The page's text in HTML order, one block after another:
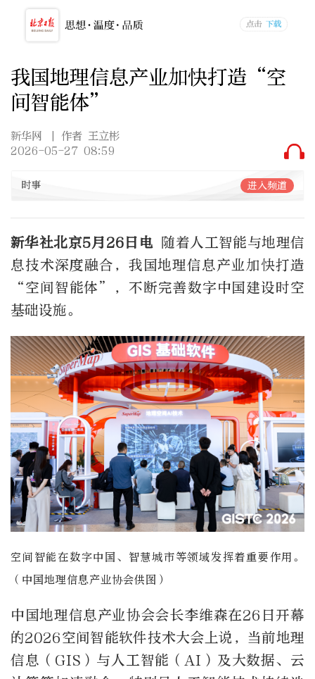
我国地理信息产业加快打造“空
间智能体”
新华网
| 作者 王立彬
2026-05-27 08:59
时事 进入频道
新华社北京5月26日电 随着人工智能与地理信
息技术深度融合，我国地理信息产业加快打造
“空间智能体”，不断完善数字中国建设时空
基础设施。
空间智能在数字中国、智慧城市等领域发挥着重要作用。
（中国地理信息产业协会供图）
中国地理信息产业协会会长李维森在26日开幕
的2026空间智能软件技术大会上说，当前地理
信息（GIS）与人工智能（AI）及大数据、云